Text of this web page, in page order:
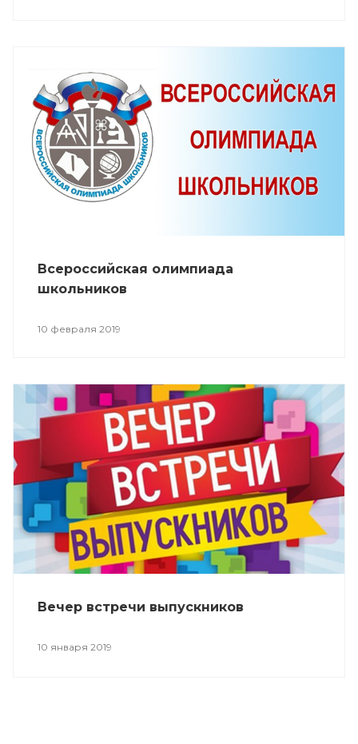
Всероссийская олимпиада
школьников
10 февраля 2019
Вечер встречи выпускников
10 января 2019